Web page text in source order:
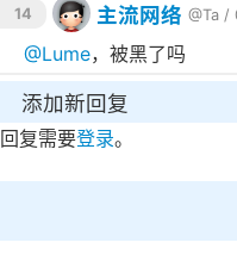
14 主流网络 @Ta /
@Lume，被黑了吗
添加新回复
回复需要登录。